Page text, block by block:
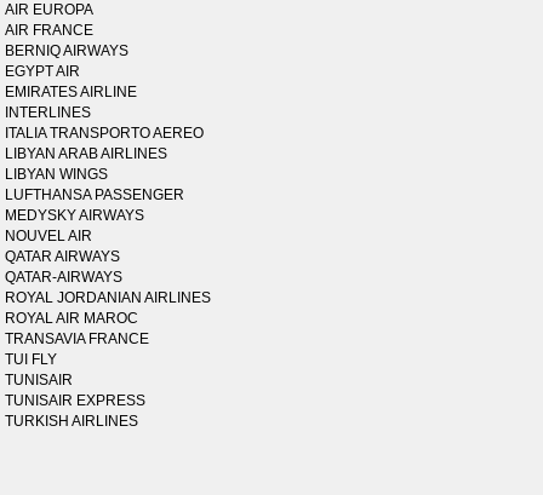
AIR EUROPA
AIR FRANCE
BERNIQ AIRWAYS
EGYPT AIR
EMIRATES AIRLINE
INTERLINES
ITALIA TRANSPORTO AEREO
LIBYAN ARAB AIRLINES
LIBYAN WINGS
LUFTHANSA PASSENGER
MEDYSKY AIRWAYS
NOUVEL AIR
QATAR AIRWAYS
QATAR-AIRWAYS
ROYAL JORDANIAN AIRLINES
ROYAL AIR MAROC
TRANSAVIA FRANCE
TUI FLY
TUNISAIR
TUNISAIR EXPRESS
TURKISH AIRLINES